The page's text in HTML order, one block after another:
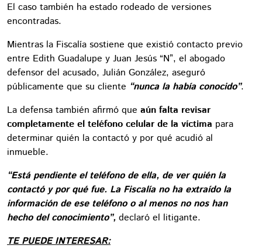
El caso también ha estado rodeado de versiones
encontradas.
Mientras la Fiscalía sostiene que existió contacto previo
entre Edith Guadalupe y Juan Jesús “N”, el abogado
defensor del acusado, Julián González, aseguró
públicamente que su cliente “nunca la había conocido”.
La defensa también afirmó que aún falta revisar
completamente el teléfono celular de la víctima para
determinar quién la contactó y por qué acudió al
inmueble.
“Está pendiente el teléfono de ella, de ver quién la
contactó y por qué fue. La Fiscalía no ha extraído la
información de ese teléfono o al menos no nos han
hecho del conocimiento”, declaró el litigante.
TE PUEDE INTERESAR: